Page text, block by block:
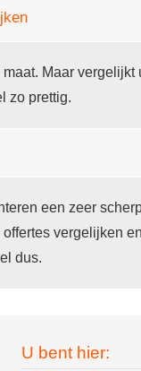
Maar vergelijkt
zo prettig.
een zeer
vergelijken
dus.
U bent hier: